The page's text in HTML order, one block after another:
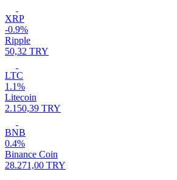
XRP
-0.9%
Ripple
50,32 TRY
LTC
1.1%
Litecoin
2.150,39 TRY
BNB
0.4%
Binance Coin
28.271,00 TRY